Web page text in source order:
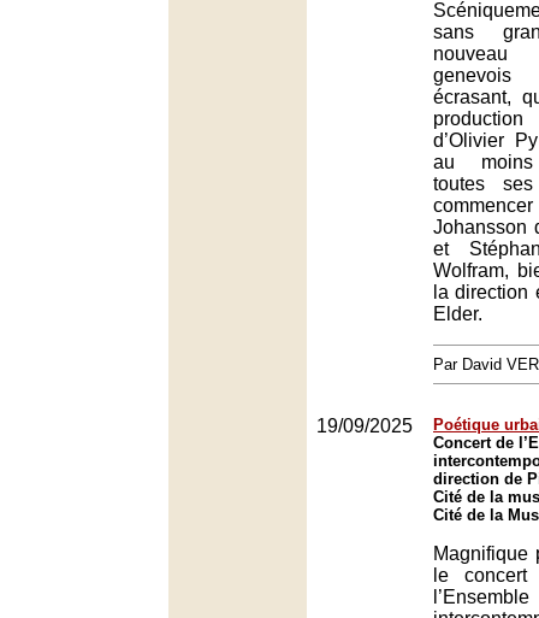
sans
nouveau
écrasant,
d’Olivier
au moins
toutes
Johansson
et
Wolfram,
la direction
Elder.
Par David
19/09/2025
Poétique
Concert de
direction de
Cité de la
Cité de la
Magnifique
le
l’Ensemble